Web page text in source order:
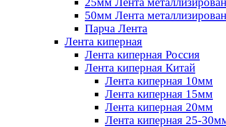
50мм Лента
Парча Лента
Лента киперная
Лента киперная Россия
Лента киперная Китай
Лента киперная 10мм
Лента киперная 15мм
Лента киперная 20мм
Лента киперная 25-